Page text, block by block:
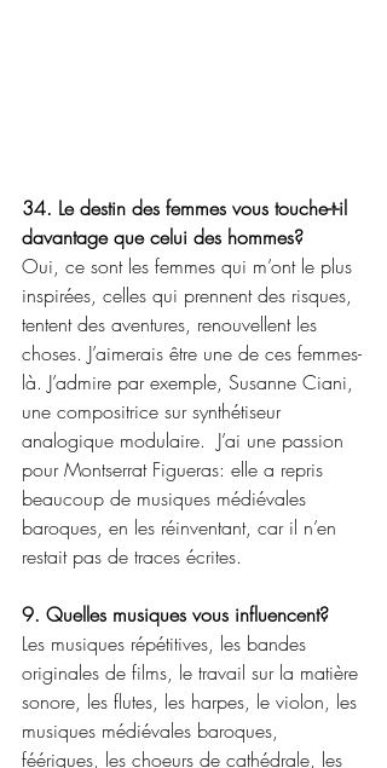
34. Le destin des femmes vous touche-t-il
davantage que celui des hommes?
Oui, ce sont les femmes qui m’ont le plus
inspirées, celles qui prennent des risques,
tentent des aventures, renouvellent les
choses. J’aimerais être une de ces femmes-
là. J’admire par exemple, Susanne Ciani,
une compositrice sur synthétiseur
analogique modulaire.  J’ai une passion
pour Montserrat Figueras: elle a repris
beaucoup de musiques médiévales
baroques, en les réinventant, car il n’en
restait pas de traces écrites.
9. Quelles musiques vous influencent?
Les musiques répétitives, les bandes
originales de films, le travail sur la matière
sonore, les flutes, les harpes, le violon, les
musiques médiévales baroques,
féériques, les choeurs de cathédrale, les